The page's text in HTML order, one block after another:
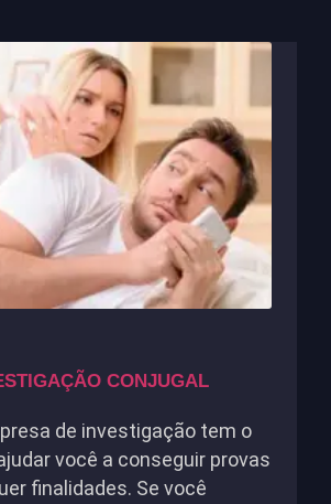
CONJUGAL
de investigação tem o
você a conseguir provas
finalidades. Se você